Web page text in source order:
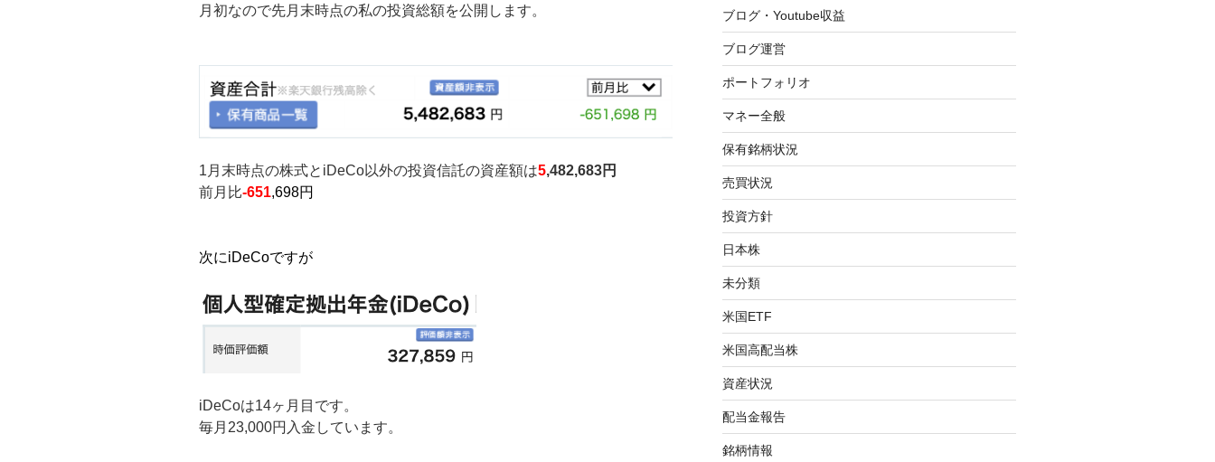
月初なので先月末時点の私の投資総額を公開します。
1月末時点の株式とiDeCo以外の投資信託の資産額は5,482,683円
前月比-651,698円
次にiDeCoですが
iDeCoは14ヶ月目です。
毎月23,000円入金しています。
ブログ・Youtube収益
ブログ運営
ポートフォリオ
マネー全般
保有銘柄状況
売買状況
投資方針
日本株
未分類
米国ETF
米国高配当株
資産状況
配当金報告
銘柄情報